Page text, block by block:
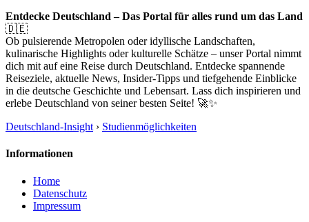
Entdecke Deutschland – Das Portal für alles rund um das Land
🇩🇪
Ob pulsierende Metropolen oder idyllische Landschaften,
kulinarische Highlights oder kulturelle Schätze – unser Portal nimmt
dich mit auf eine Reise durch Deutschland. Entdecke spannende
Reiseziele, aktuelle News, Insider-Tipps und tiefgehende Einblicke
in die deutsche Geschichte und Lebensart. Lass dich inspirieren und
erlebe Deutschland von seiner besten Seite! 🚀✨
Deutschland-Insight › Studienmöglichkeiten
Informationen
Home
Datenschutz
Impressum